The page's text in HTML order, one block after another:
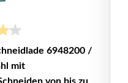
6948200 /
mit